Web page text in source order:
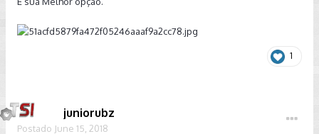
1
juniorubz
Postado June 15, 2018